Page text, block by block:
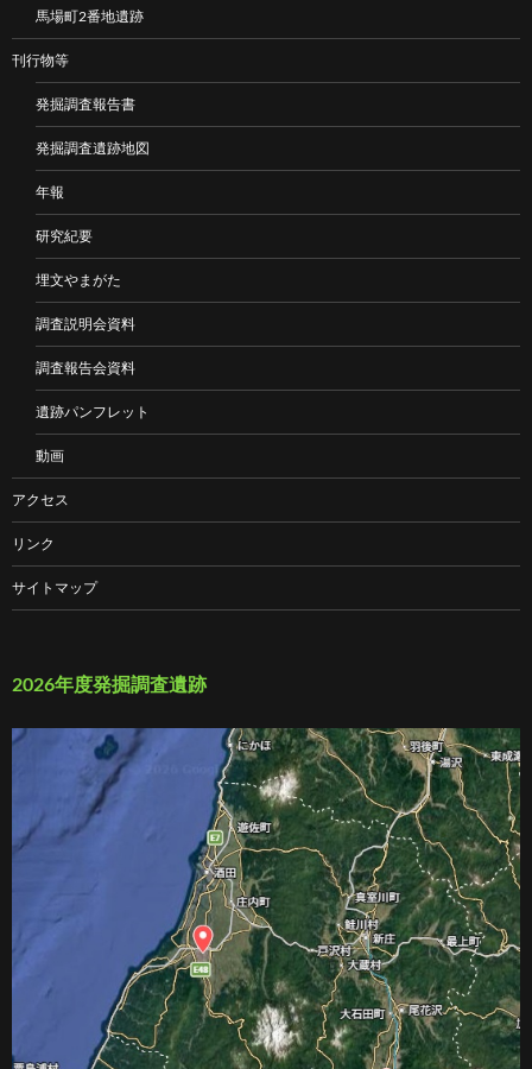
馬場町2番地遺跡
刊行物等
発掘調査報告書
発掘調査遺跡地図
年報
研究紀要
埋文やまがた
調査説明会資料
調査報告会資料
遺跡パンフレット
動画
アクセス
リンク
サイトマップ
2026年度発掘調査遺跡